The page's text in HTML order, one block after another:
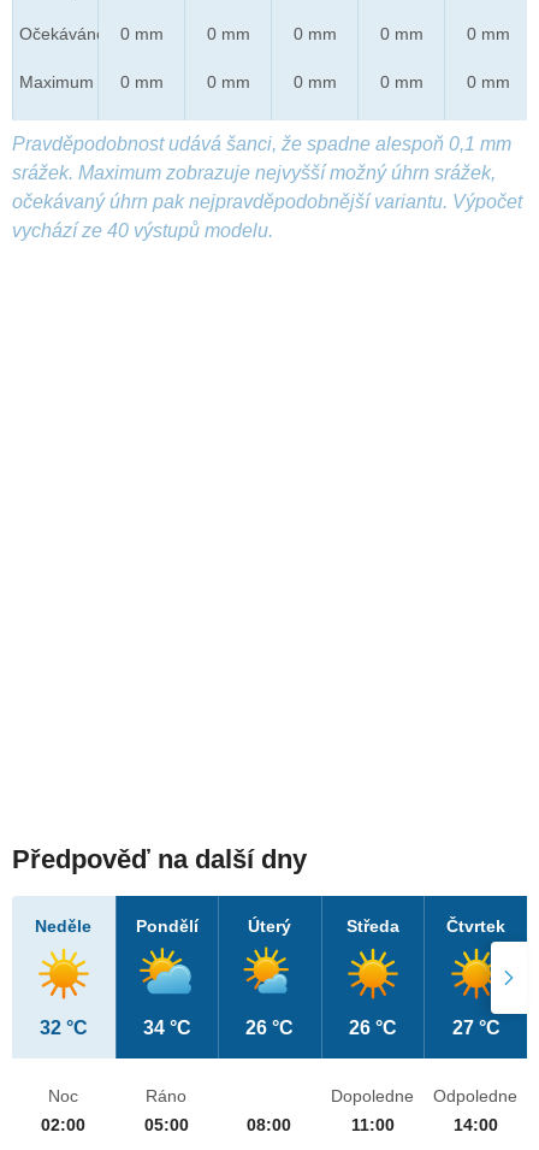
Očekáváno
Maximum
0 mm
0 mm
0 mm
0 mm
0 mm
0 mm
0 mm
0 mm
0 mm
0 mm
Pravděpodobnost udává šanci, že spadne alespoň 0,1 mm
srážek. Maximum zobrazuje nejvyšší možný úhrn srážek,
očekávaný úhrn pak nejpravděpodobnější variantu. Výpočet
vychází ze 40 výstupů modelu.
Předpověď na další dny
Neděle
32 °C
Pondělí
34 °C
Úterý
26 °C
Středa
26 °C
Čtvrtek
27 °C
Noc
02:00
Ráno
05:00
08:00
Dopoledne
11:00
Odpoledne
14:00